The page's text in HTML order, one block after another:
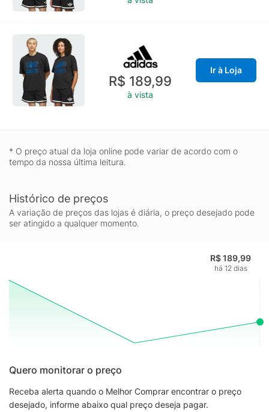
R$ 189,99
à vista
Ir à Loja
* O preço atual da loja online pode variar de acordo com o
tempo da nossa última leitura.
Histórico de preços
A variação de preços das lojas é diária, o preço desejado pode
ser atingido a qualquer momento.
R$ 189,99
há 12 dias
Quero monitorar o preço
Receba alerta quando o Melhor Comprar encontrar o preço
desejado, informe abaixo qual preço deseja pagar.